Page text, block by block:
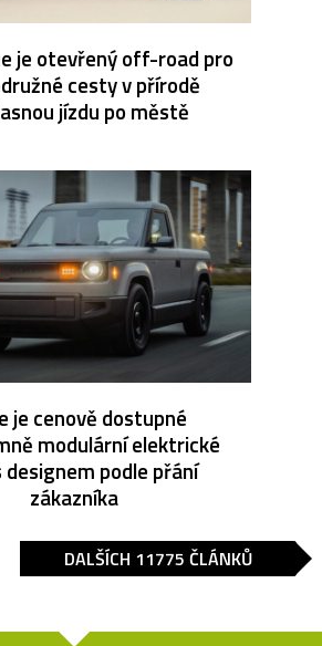
je otevřený off-road pro
cesty v přírodě
jízdu po městě
je cenově dostupné
modulární elektrické
designem podle přání
zákazníka
DALŠÍCH 11775 ČLÁNKŮ